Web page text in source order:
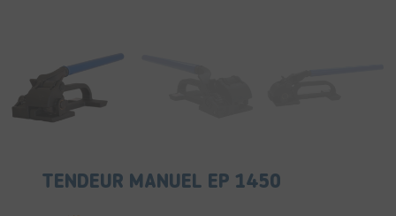
TENDEUR MANUEL EP 1450